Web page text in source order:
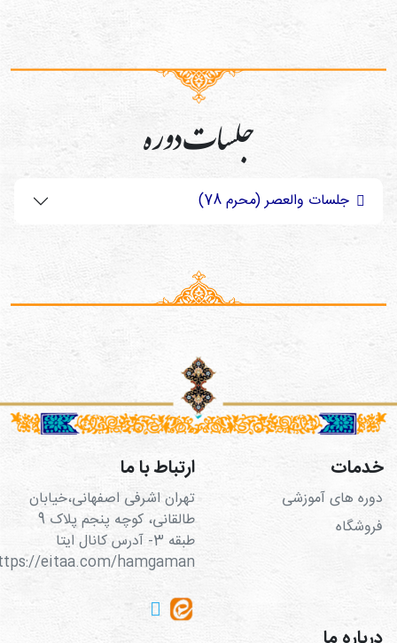
جلسات دوره
جلسات والعصر (محرم 78)
خدمات
دوره های آموزشی
فروشگاه
ارتباط با ما
تهران اشرفی اصفهانی،خیابان
طالقانی، کوچه پنجم پلاک 9
طبقه 3- آدرس کانال ایتا
https://eitaa.com/hamgaman